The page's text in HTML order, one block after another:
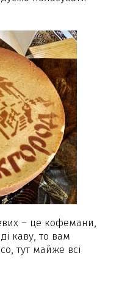
– це кофемани,
каву, то вам
тут майже всі